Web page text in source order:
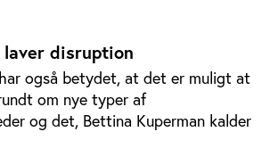
disruption
også betydet, at det er muligt at
om nye typer af
og det, Bettina Kuperman kalder